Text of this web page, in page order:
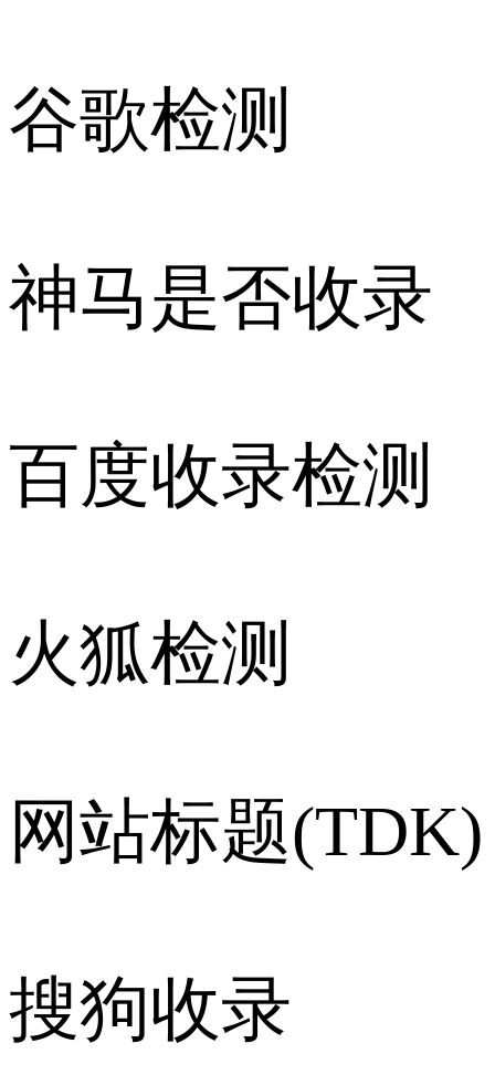
谷歌检测
神马是否收录
百度收录检测
火狐检测
网站标题(TDK)
搜狗收录